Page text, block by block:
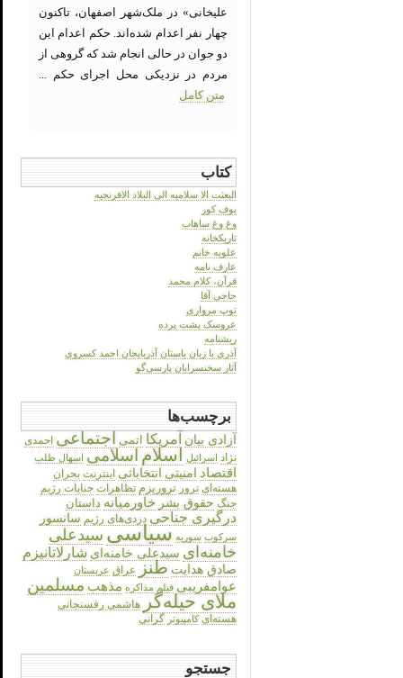
علیخانی» در ملک‌شهر اصفهان، تاکنون
چهار نفر اعدام شده‌اند. حکم اعدام این
دو جوان در حالی انجام شد که گروهی از
مردم در نزدیکی محل اجرای حکم ...
متن کامل
کتاب
البعثت الا سلامیه الی البلاد الافرنجیه
بوف کور
وغ وغ ساهاب
تاریکخانه
علویه خانم
عارف نامه
قرآن، کلام محمد
حاجی آقا
توپ مرواری
عروسک پشت پرده
ریشنامه
آذری یا زبان باستان آذربایجان احمد کسروی
آثار سخنسرایان پارسی‌گو
برچسب‌ها
آزادی بیان آمریکا اتمی اجتماعی احمدی
نژاد اسرائیل اسلام اسلامی اسهال طلب
اقتصاد امنیتی انتخاباتی اینترنت بحران
هسته‌ای ترور تروریزم تظاهرات جنایات رژیم
جنگ حقوق بشر خاورمیانه داستان
درگیری جناحی دزدی‌های رژیم سانسور
سرکوب سوریه سیاسی سیدعلی
خامنه‌ای سیدعلی خامنه‌ای شارلاتانیزم
صادق هدایت طنز عراق عربستان
عوامفریبی فیلم مذاکره مذهب مسلمین
ملای حیله‌گر
هاشمی رفسنجانی
هسته‌ای کامپیوتر گرانی
جستجو